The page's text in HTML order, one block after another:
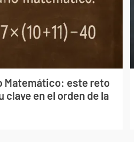
Matemático: este reto
clave en el orden de la